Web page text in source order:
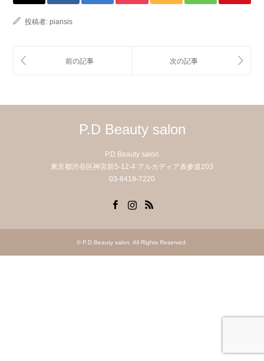
投稿者: piansis
P.D Beauty salon
P.D Beauty salon
東京都渋谷区神宮前5-12-4 アルカディア表参道203
03-6419-7220
© P.D Beauty salon . All Rights Reserved.